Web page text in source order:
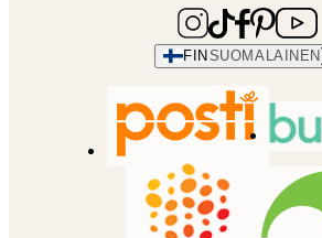
FIN SUOMALAINEN